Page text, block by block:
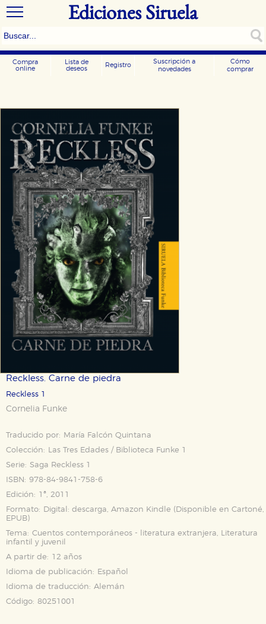
Ediciones Siruela
Compra
online
Lista de
deseos
Registro
Suscripción a
novedades
Cómo
comprar
Reckless. Carne de piedra
Reckless 1
Cornelia Funke
Traducido por:
María Falcón Quintana
Colección:
Las Tres Edades / Biblioteca Funke 1
Serie: Saga Reckless 1
ISBN: 978-84-9841-758-6
Edición: 1ª, 2011
Formato:
Digital: descarga, Amazon Kindle (Disponible en Cartoné
EPUB)
Tema: Cuentos contemporáneos - literatura extranjera, Literatura
infantil y juvenil
A partir de: 12 años
Idioma de publicación:
Español
Idioma de traducción: Alemán
Código: 80251001